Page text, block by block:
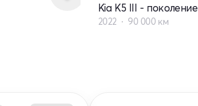
Kia K5 III - поколение
2022 90 000 км